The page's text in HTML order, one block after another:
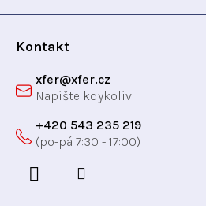
Kontakt
xfer@xfer.cz
+420 543 235 219